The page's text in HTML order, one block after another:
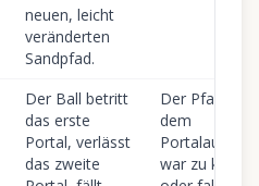
neuen, leicht
veränderten
Sandpfad.
Der Ball betritt
das erste
Portal, verlässt
das zweite
Der Pfad
dem
war zu kurz